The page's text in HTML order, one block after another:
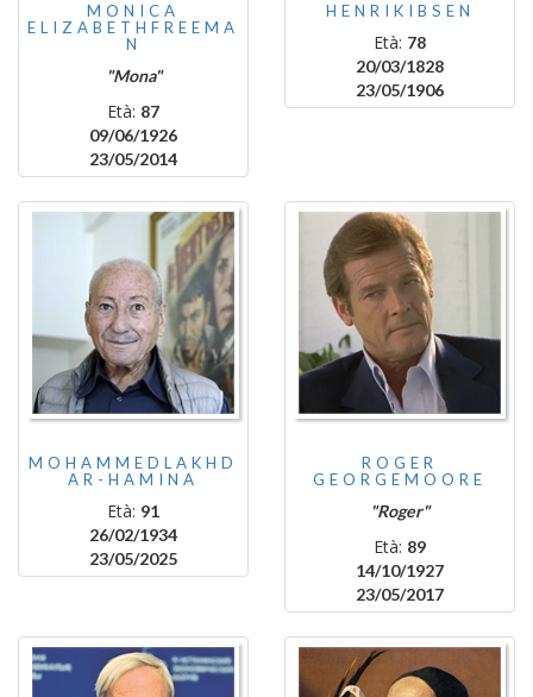
MONICA
ELIZABETHFREEMA
N
"Mona"
Età: 87
09/06/1926
23/05/2014
HENRIKIBSEN
Età: 78
20/03/1828
23/05/1906
MOHAMMEDLAKHD
AR-HAMINA
Età: 91
26/02/1934
23/05/2025
ROGER
GEORGEMOORE
"Roger"
Età: 89
14/10/1927
23/05/2017